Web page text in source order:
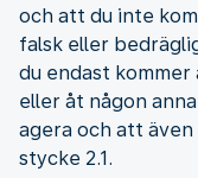
och att du inte
falsk eller
du endast
eller åt någon
agera och att
stycke 2.1.